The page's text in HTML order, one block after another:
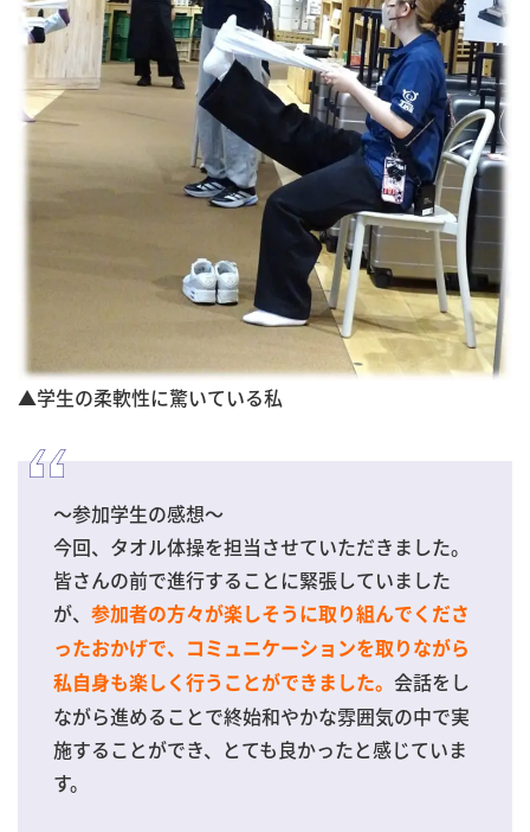
▲学生の柔軟性に驚いている私
～参加学生の感想～
今回、タオル体操を担当させていただきました。
皆さんの前で進行することに緊張していました
が、
参加者の方々が楽しそうに取り組んでくださ
ったおかげで、コミュニケーションを取りながら
私自身も楽しく行うことができました。 会話をし
ながら進めることで終始和やかな雰囲気の中で実
施することができ、とても良かったと感じていま
す。